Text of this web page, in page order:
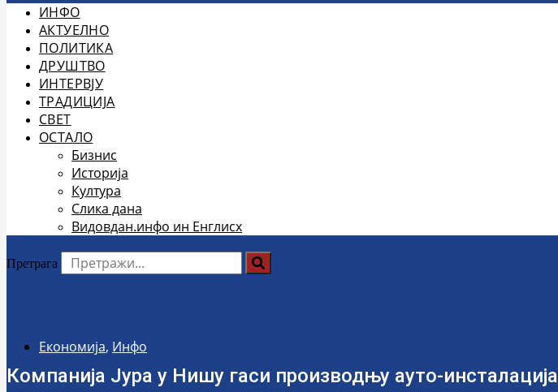
ИНФО
АКТУЕЛНО
ПОЛИТИКА
ДРУШТВО
ИНТЕРВЈУ
ТРАДИЦИЈА
СВЕТ
ОСТАЛО
Бизнис
Историја
Култура
Слика дана
Видовдан.инфо ин Енглисх
Претрага
Економија, Инфо
Компанија Јура у Нишу гаси производњу ауто-инсталација